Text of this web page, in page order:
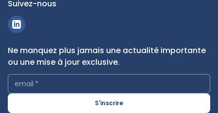
Suivez-nous
Ne manquez plus jamais une actualité importante
ou une mise à jour exclusive.
email *
S'inscrire